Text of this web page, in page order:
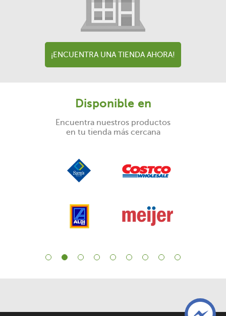
¡ENCUENTRA UNA TIENDA AHORA!
Disponible en
Encuentra nuestros productos
en tu tienda más cercana